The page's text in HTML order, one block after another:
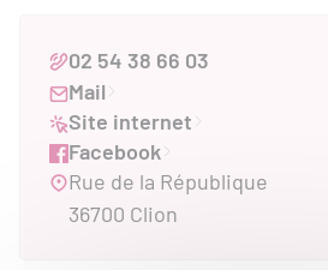
02 54 38 66 03
Mail
Site internet
Facebook
Rue de la République
36700 Clion